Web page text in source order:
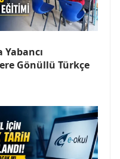
Yabancı
Gönüllü Türkçe